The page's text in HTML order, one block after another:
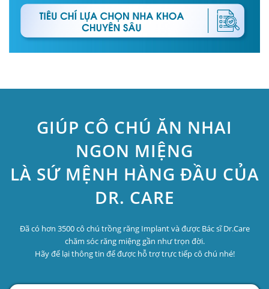
GIÚP CÔ CHÚ ĂN NHAI
NGON MIỆNG
LÀ SỨ MỆNH HÀNG ĐẦU CỦA
DR. CARE
Đã có hơn 3500 cô chú trồng răng Implant và được Bác sĩ Dr.Care
chăm sóc răng miệng gần như trọn đời.
Hãy để lại thông tin để được hỗ trợ trực tiếp cô chú nhé!